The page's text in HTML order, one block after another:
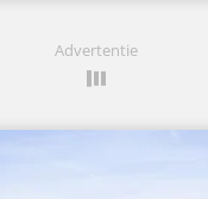
Advertentie